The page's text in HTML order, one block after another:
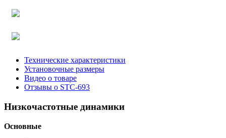
Технические характеристики
Установочные размеры
Видео о товаре
Отзывы о STC-693
Низкочастотные динамики
Основные